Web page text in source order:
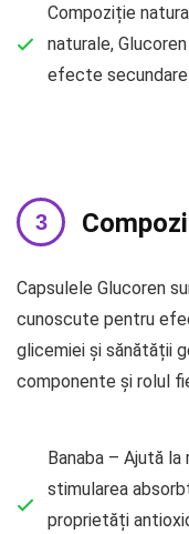
Compoziție
naturale,
efecte secundare
Capsulele Glucoren
cunoscute pentru
glicemiei și sănătății
componente și rolul
Banaba – Ajută la
stimularea
proprietăți